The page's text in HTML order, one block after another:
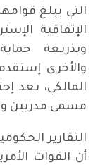
وبذريعة
المالكي، بعد
مسمى مدربين
التقارير
أن القوات